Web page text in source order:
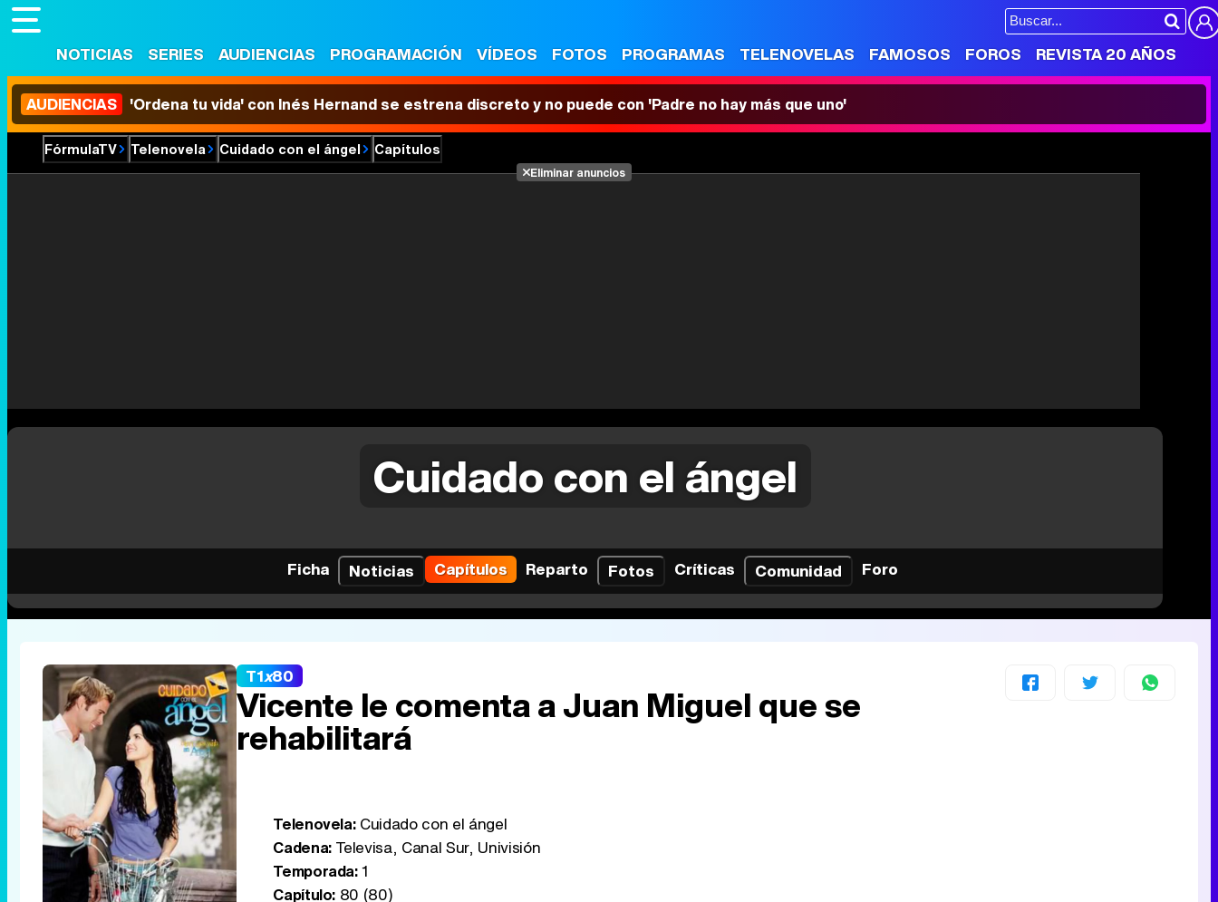
NOTICIAS SERIES AUDIENCIAS PROGRAMACIÓN VÍDEOS FOTOS PROGRAMAS TELENOVELAS FAMOSOS FOROS REVISTA 20 AÑOS
AUDIENCIAS 'Ordena tu vida' con Inés Hernand se estrena discreto y no puede con 'Padre no hay más que uno'
FórmulaTV Telenovela Cuidado con el ángel Capítulos
Eliminar anuncios
Cuidado con el ángel
Ficha Noticias Capítulos Reparto Fotos Críticas Comunidad Foro
T1x80
Vicente le comenta a Juan Miguel que se
rehabilitará
Telenovela:Cuidado con el ángel
Cadena:Televisa, Canal Sur, Univisión
Temporada:1
Capítulo: 80 (80)